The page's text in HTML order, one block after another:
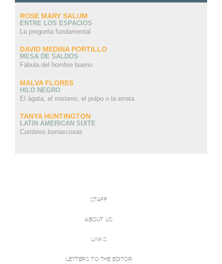
ROSE MARY SALUM
ENTRE LOS ESPACIOS
La pregunta fundamental
DAVID MEDINA PORTILLO
MESA DE SALDOS
Fábula del hombre bueno
MALVA FLORES
HILO NEGRO
El ágata, el misterio, el pulpo o la errata
TANYA HUNTINGTON
LATIN AMERICAN SUITE
Cumbres borrascosas
STAFF
ABOUT US
LINKS
LETTERS TO THE EDITOR